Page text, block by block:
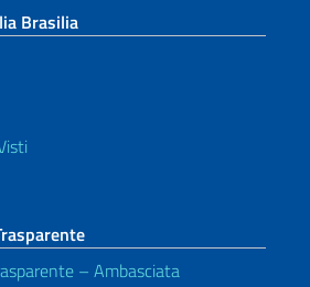
Brasilia
– Ambasciata